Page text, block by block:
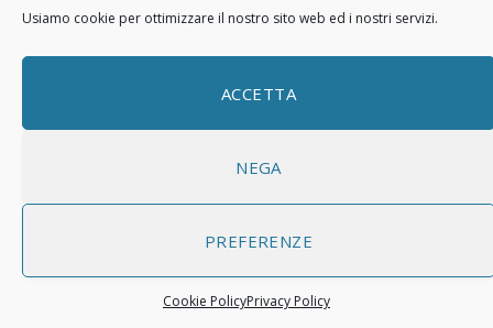
Usiamo cookie per ottimizzare il nostro sito web ed i nostri servizi.
ACCETTA
NEGA
PREFERENZE
Cookie PolicyPrivacy Policy
del blog il quale provvederà a rimuoverlo
Logo bySizegraph
Privacy Policy